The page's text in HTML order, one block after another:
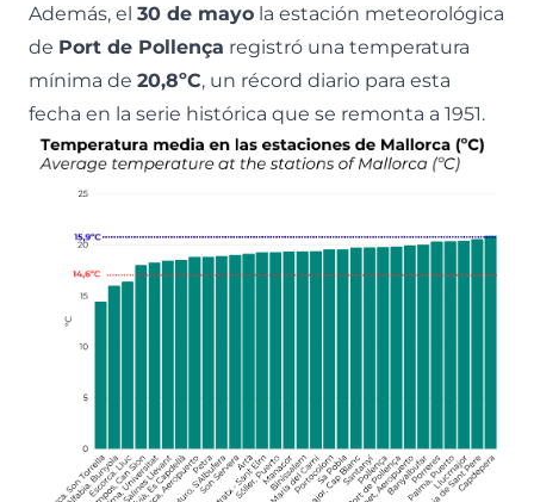
Además, el 30 de mayo la estación meteorológica
de Port de Pollença registró una temperatura
mínima de 20,8ºC, un récord diario para esta
fecha en la serie histórica que se remonta a 1951.